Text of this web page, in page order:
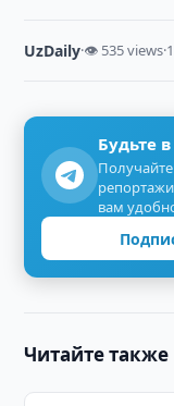
UzDaily·👁 535 views·
Будьте
вам
Читайте также